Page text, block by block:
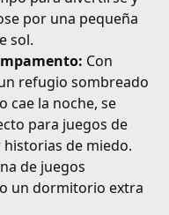
por una pequeña
sol.
Con
refugio sombreado
cae la noche, se
para juegos de
de miedo.
de juegos
un dormitorio extra